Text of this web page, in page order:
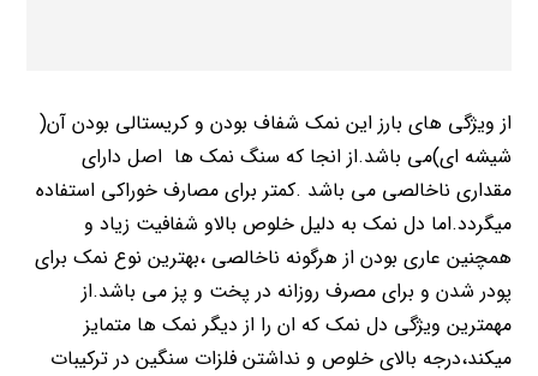
از ویژگی های بارز این نمک شفاف بودن و کریستالی بودن آن(
شیشه ای)می باشد.از انجا که سنگ نمک ها اصل دارای
مقداری ناخالصی می باشد .کمتر برای مصارف خوراکی استفاده
میگردد.اما دل نمک به دلیل خلوص بالاو شفافیت زیاد و
همچنین عاری بودن از هرگونه ناخالصی ،بهترین نوع نمک برای
پودر شدن و برای مصرف روزانه در پخت و پز می باشد.از
مهمترین ویژگی دل نمک که ان را از دیگر نمک ها متمایز
میکند،درجه بالای خلوص و نداشتن فلزات سنگین در ترکیبات